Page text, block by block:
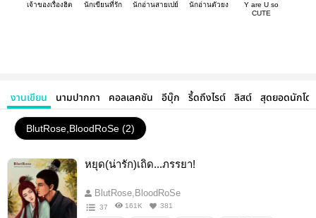
เจ้าของเรื่องฮิต นักเขียนที่รัก นักอ่านสายเปย์ นักอ่านตัวยง
Y are U so
CUTE
งานเขียน นามปากกา คอลเลคชัน อีบุ๊ก รี้ดถึงไรต์ ลิสต์ สุดยอดนักโด
BlutRose,BloodRoSe (2)
หยุด(น่ารัก)เถิด...ภรรยา!
BlutRose,BloodRoSe
37 161K 381